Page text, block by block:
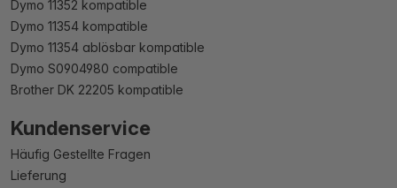
Dymo 11352 kompatible
Dymo 11354 kompatible
Dymo 11354 ablösbar kompatible
Dymo S0904980 compatible
Brother DK 22205 kompatible
Kundenservice
Häufig Gestellte Fragen
Lieferung